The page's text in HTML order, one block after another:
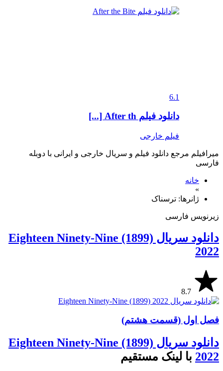
6.1
دانلود فیلم After th [...]
فیلم خارجی
میرافیلم مرجع دانلود فیلم و سریال خارجی و ایرانی با دوبله
فارسی
خانه
»
ژانر‌ها: ترسناک
زیرنویس فارسی
دانلود سریال Eighteen Ninety-Nine (1899)
2022
8.7
فصل اول (قسمت هشتم)
دانلود سریال Eighteen Ninety-Nine (1899)
2022 با لینک مستقیم